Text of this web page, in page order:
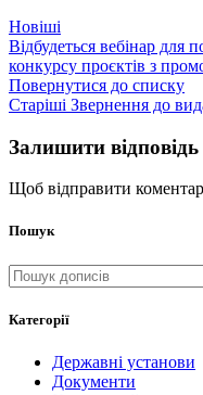
Новіші
Відбудеться вебінар для
конкурсу проєктів з
Повернутися до списку
Старіші Звернення до
Залишити відповідь
Щоб відправити
Пошук
Категорії
Державні установи
Документи